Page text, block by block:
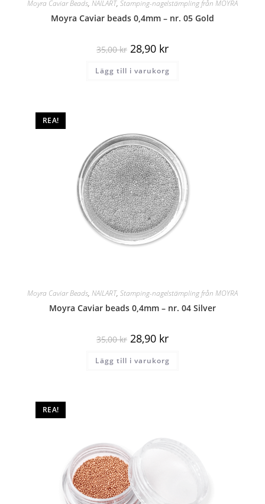
Moyra Caviar Beads, NAILART, Stamping-nagelstämpling från MOYRA
Moyra Caviar beads 0,4mm – nr. 05 Gold
35,00kr 28,90 kr
Lägg till i varukorg
REA!
Moyra Caviar Beads, NAILART, Stamping-nagelstämpling från MOYRA
Moyra Caviar beads 0,4mm – nr. 04 Silver
35,00kr 28,90 kr
Lägg till i varukorg
REA!